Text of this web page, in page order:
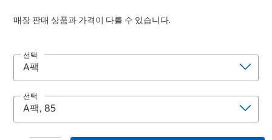
매장 판매 상품과 가격이 다를 수 있습니다.
선택
선택